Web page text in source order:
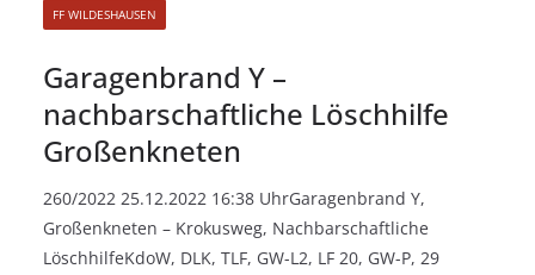
FF WILDESHAUSEN
Garagenbrand Y –
nachbarschaftliche Löschhilfe
Großenkneten
260/2022 25.12.2022 16:38 UhrGaragenbrand Y,
Großenkneten – Krokusweg, Nachbarschaftliche
LöschhilfeKdoW, DLK, TLF, GW-L2, LF 20, GW-P, 29